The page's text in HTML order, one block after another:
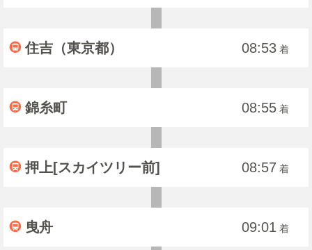
住吉（東京都） 08:53 着
錦糸町 08:55 着
押上[スカイツリー前] 08:57 着
曳舟 09:01 着